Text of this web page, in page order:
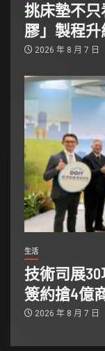
挑床墊不
膠」製程
2026 年 8 月 7 日
生活
技術司展
簽約搶4億
2026 年 8 月 7 日